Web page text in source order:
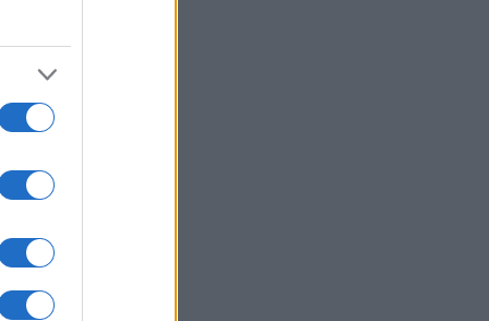
του Ιράν: Ανάσχεση του
προγράμματος βλέπουν οι
αλλά όχι καταστροφή
08/08/26 - 23:13
Γερουσία ενέκρινε
έως 100% στις χώρες που
ρωσικό πετρέλαιο και
αέριο